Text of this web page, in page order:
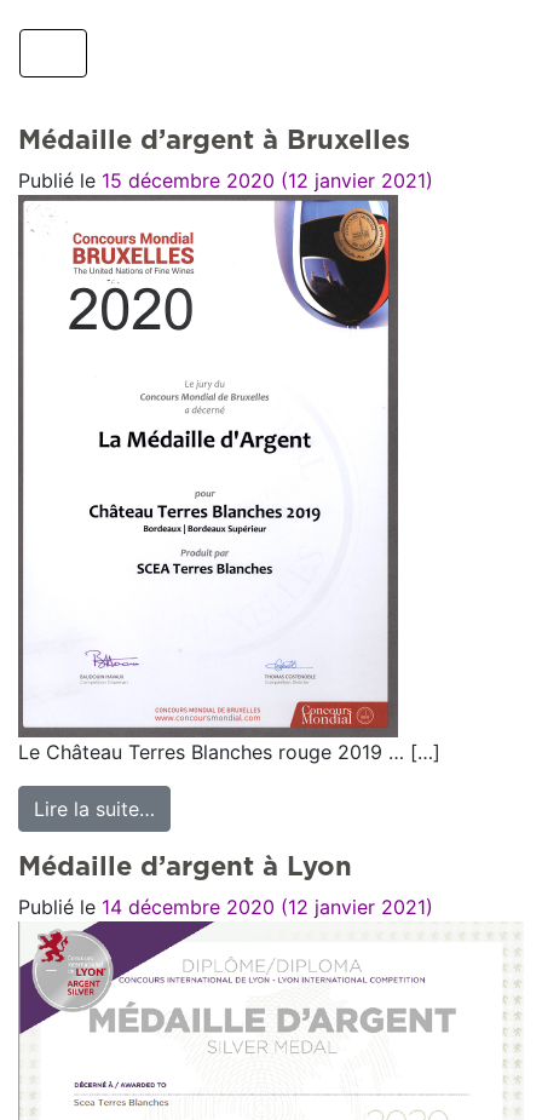
Médaille d’argent à Bruxelles
Publié le 15 décembre 2020 (12 janvier 2021)
Le Château Terres Blanches rouge 2019 … […]
Lire la suite…
Médaille d’argent à Lyon
Publié le 14 décembre 2020 (12 janvier 2021)